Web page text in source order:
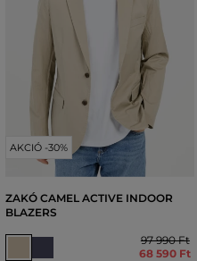
AKCIÓ -30%
ZAKÓ CAMEL ACTIVE INDOOR
BLAZERS
97 990 Ft
68 590 Ft